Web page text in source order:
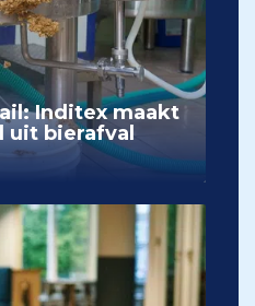
Inditex maakt
uit bierafval